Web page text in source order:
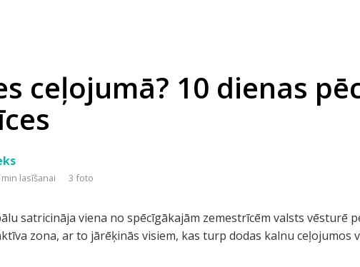
ceļojumā? 10 dienas
min lasīšanai 3 foto
satricināja viena no spēcīgākajām zemestrīcēm valsts vēsturē
zona, ar to jārēķinās visiem, kas turp dodas kalnu ceļojumos